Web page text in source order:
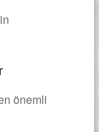
önemli